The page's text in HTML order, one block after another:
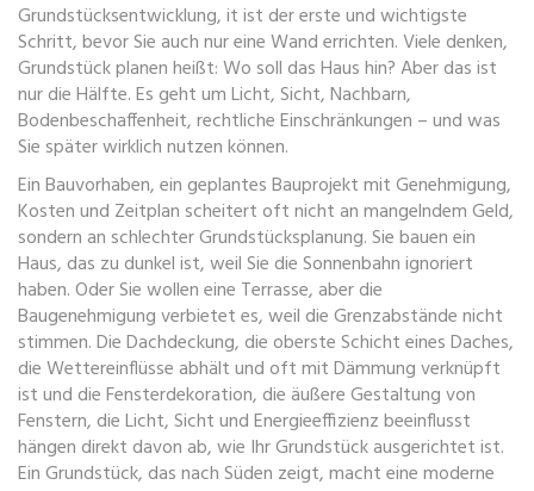
Grundstücksentwicklung, it ist der erste und wichtigste
Schritt, bevor Sie auch nur eine Wand errichten.Viele denken,
Grundstück planen heißt: Wo soll das Haus hin? Aber das ist
nur die Hälfte. Es geht um Licht, Sicht, Nachbarn,
Bodenbeschaffenheit, rechtliche Einschränkungen – und was
Sie später wirklich nutzen können.
EinBauvorhaben,ein geplantes Bauprojekt mit Genehmigung,
Kosten und Zeitplan scheitert oft nicht an mangelndem Geld,
sondern an schlechter Grundstücksplanung. Sie bauen ein
Haus, das zu dunkel ist, weil Sie die Sonnenbahn ignoriert
haben. Oder Sie wollen eine Terrasse, aber die
Baugenehmigung verbietet es, weil die Grenzabstände nicht
stimmen. DieDachdeckung, die oberste Schicht eines Daches,
die Wettereinflüsse abhält und oft mit Dämmung verknüpft
istund dieFensterdekoration, die äußere Gestaltung von
Fenstern, die Licht, Sicht und Energieeffizienz beeinflusst
hängen direkt davon ab, wie Ihr Grundstück ausgerichtet ist.
Ein Grundstück, das nach Süden zeigt, macht eine moderne